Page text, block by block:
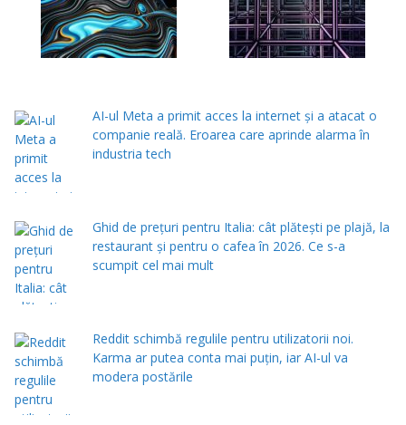
AI-ul Meta a primit acces la internet și a atacat o
companie reală. Eroarea care aprinde alarma în
industria tech
Ghid de prețuri pentru Italia: cât plătești pe plajă, la
restaurant și pentru o cafea în 2026. Ce s-a
scumpit cel mai mult
Reddit schimbă regulile pentru utilizatorii noi.
Karma ar putea conta mai puțin, iar AI-ul va
modera postările